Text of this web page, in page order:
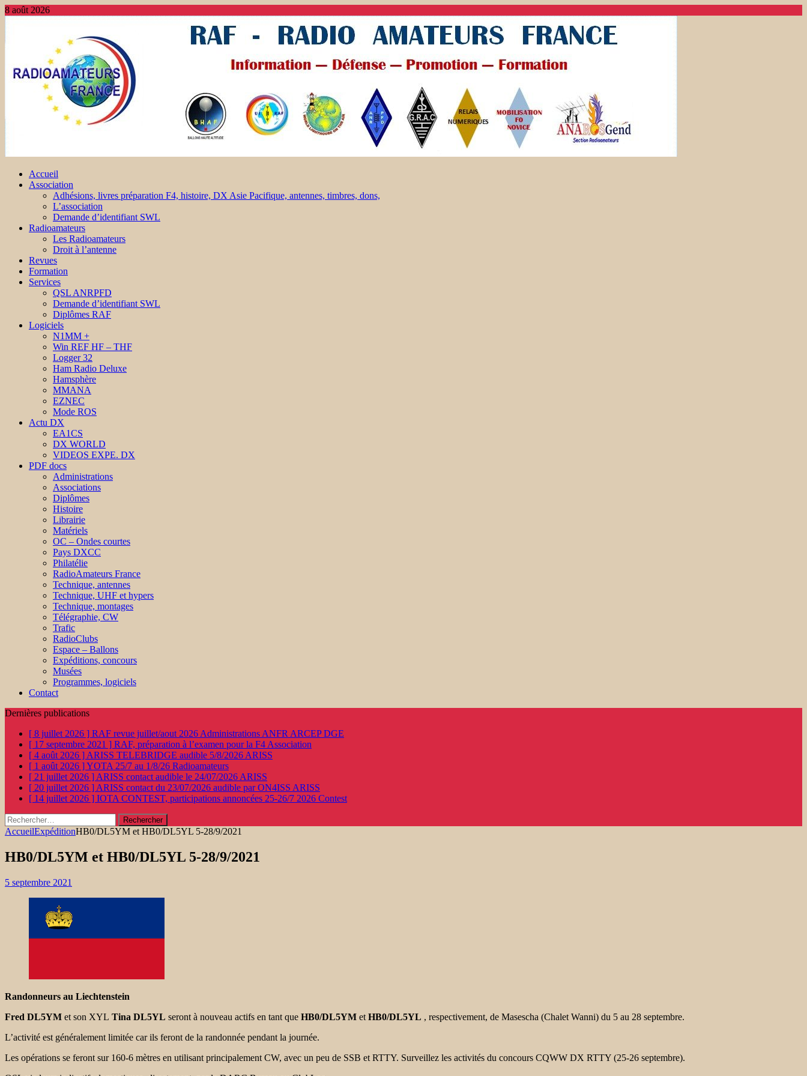
8 août 2026
Accueil
Association
Adhésions, livres préparation F4, histoire, DX Asie Pacifique, antennes, timbres, dons,
L’association
Demande d’identifiant SWL
Radioamateurs
Les Radioamateurs
Droit à l’antenne
Revues
Formation
Services
QSL ANRPFD
Demande d’identifiant SWL
Diplômes RAF
Logiciels
N1MM +
Win REF HF – THF
Logger 32
Ham Radio Deluxe
Hamsphère
MMANA
EZNEC
Mode ROS
Actu DX
EA1CS
DX WORLD
VIDEOS EXPE. DX
PDF docs
Administrations
Associations
Diplômes
Histoire
Librairie
Matériels
OC – Ondes courtes
Pays DXCC
Philatélie
RadioAmateurs France
Technique, antennes
Technique, UHF et hypers
Technique, montages
Télégraphie, CW
Trafic
RadioClubs
Espace – Ballons
Expéditions, concours
Musées
Programmes, logiciels
Contact
Dernières publications
[ 8 juillet 2026 ] RAF revue juillet/aout 2026 Administrations ANFR ARCEP DGE
[ 17 septembre 2021 ] RAF, préparation à l’examen pour la F4 Association
[ 4 août 2026 ] ARISS TELEBRIDGE audible 5/8/2026 ARISS
[ 1 août 2026 ]YOTA 25/7 au 1/8/26 Radioamateurs
[ 21 juillet 2026 ] ARISS contact audible le 24/07/2026 ARISS
[ 20 juillet 2026 ] ARISS contact du 23/07/2026 audible par ON4ISS ARISS
[ 14 juillet 2026 ] IOTA CONTEST, participations annoncées 25-26/7 2026 Contest
Rechercher :
AccueilExpéditionHB0/DL5YM et HB0/DL5YL 5-28/9/2021
HB0/DL5YM et HB0/DL5YL 5-28/9/2021
5 septembre 2021
Randonneurs au Liechtenstein
Fred DL5YM et son XYL Tina DL5YL seront à nouveau actifs en tant que HB0/DL5YM et HB0/DL5YL , respectivement, de Masescha (Chalet Wanni) du 5 au 28 septembre.
L’activité est généralement limitée car ils feront de la randonnée pendant la journée.
Les opérations se feront sur 160-6 mètres en utilisant principalement CW, avec un peu de SSB et RTTY. Surveillez les activités du concours CQWW DX RTTY (25-26 septembre).